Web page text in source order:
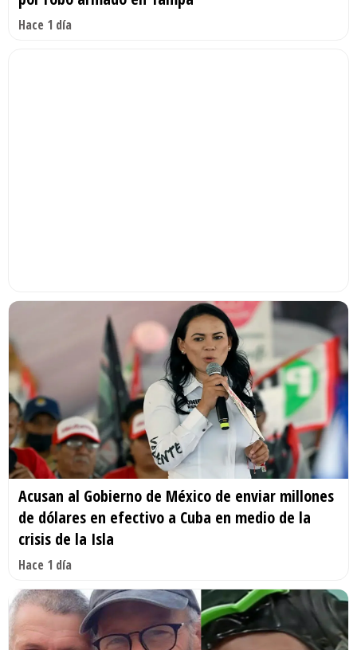
Hace 1 día
Acusan al Gobierno de México de enviar millones
de dólares en efectivo a Cuba en medio de la
crisis de la Isla
Hace 1 día